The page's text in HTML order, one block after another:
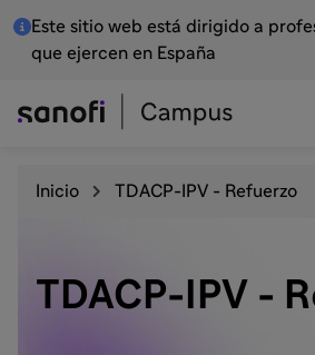
Este sitio web está dirigido a
que ejercen en España
Inicio TDACP-IPV - Refuerzo
TDACP-IPV -